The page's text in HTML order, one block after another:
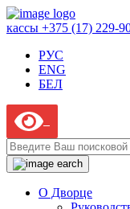
кассы +375 (17) 229-
РУС
ENG
БЕЛ
О Дворце